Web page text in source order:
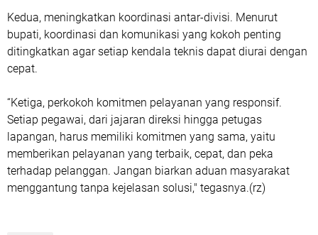
Kedua, meningkatkan koordinasi antar-divisi. Menurut
bupati, koordinasi dan komunikasi yang kokoh penting
ditingkatkan agar setiap kendala teknis dapat diurai dengan
cepat.
“Ketiga, perkokoh komitmen pelayanan yang responsif.
Setiap pegawai, dari jajaran direksi hingga petugas
lapangan, harus memiliki komitmen yang sama, yaitu
memberikan pelayanan yang terbaik, cepat, dan peka
terhadap pelanggan. Jangan biarkan aduan masyarakat
menggantung tanpa kejelasan solusi," tegasnya.(rz)